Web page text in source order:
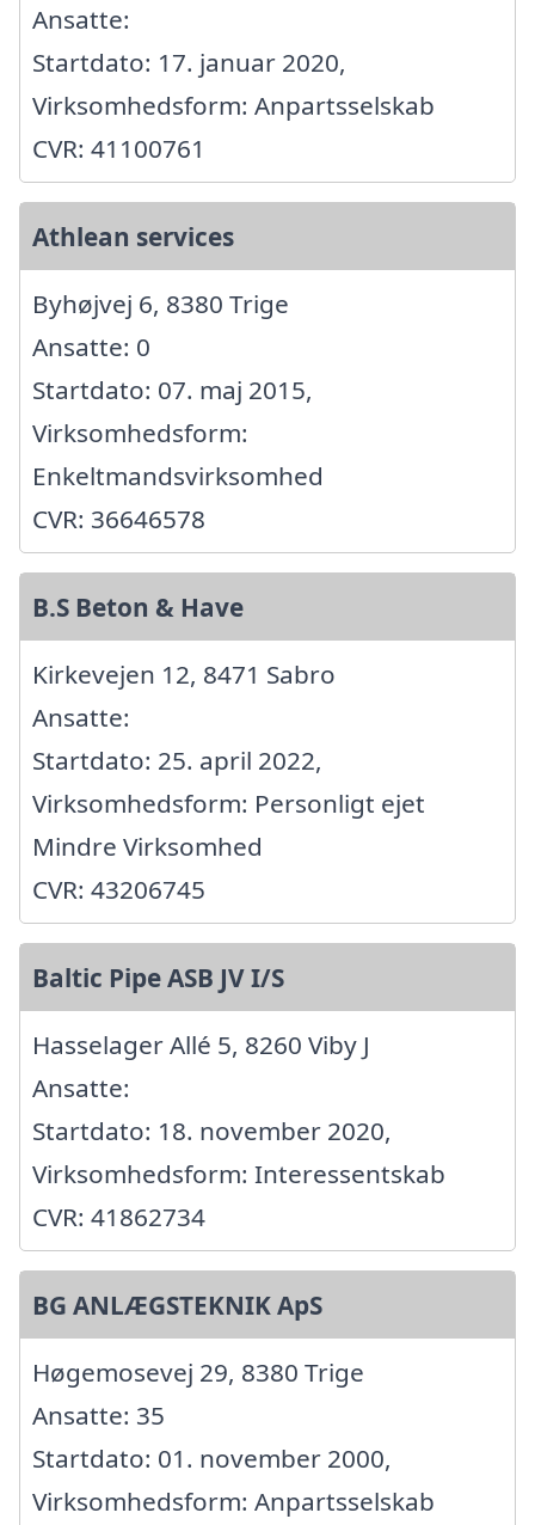
Ansatte:
Startdato: 17. januar 2020,
Virksomhedsform: Anpartsselskab
CVR: 41100761
Athlean services
Byhøjvej 6, 8380 Trige
Ansatte: 0
Startdato: 07. maj 2015,
Virksomhedsform:
Enkeltmandsvirksomhed
CVR: 36646578
B.S Beton & Have
Kirkevejen 12, 8471 Sabro
Ansatte:
Startdato: 25. april 2022,
Virksomhedsform: Personligt ejet
Mindre Virksomhed
CVR: 43206745
Baltic Pipe ASB JV I/S
Hasselager Allé 5, 8260 Viby J
Ansatte:
Startdato: 18. november 2020,
Virksomhedsform: Interessentskab
CVR: 41862734
BG ANLÆGSTEKNIK ApS
Høgemosevej 29, 8380 Trige
Ansatte: 35
Startdato: 01. november 2000,
Virksomhedsform: Anpartsselskab